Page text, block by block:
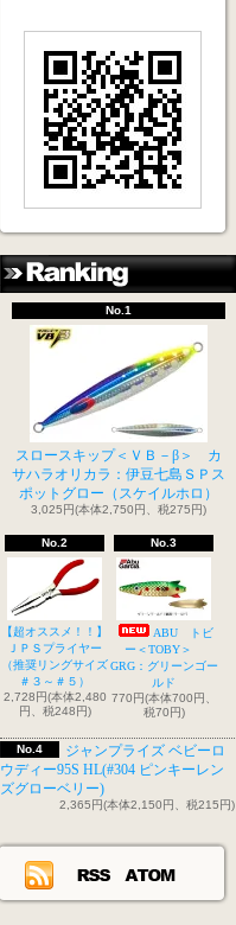
No.1
スロースキップ＜ＶＢ－β＞ カ
サハラオリカラ：伊豆七島ＳＰス
ポットグロー（スケイルホロ）
3,025円(本体2,750円、税275円)
No.2
【超オススメ！！】
ＪＰＳプライヤー
（推奨リングサイズ
＃３～＃５）
2,728円(本体2,480
円、税248円)
No.3
ABU トビ
ー＜TOBY＞
GRG：グリーンゴー
ルド
770円(本体700円、
税70円)
No.4
ジャンプライズ ベビーロ
ウディー95S HL(#304 ピンキーレン
ズグローベリー)
2,365円(本体2,150円、税215円)